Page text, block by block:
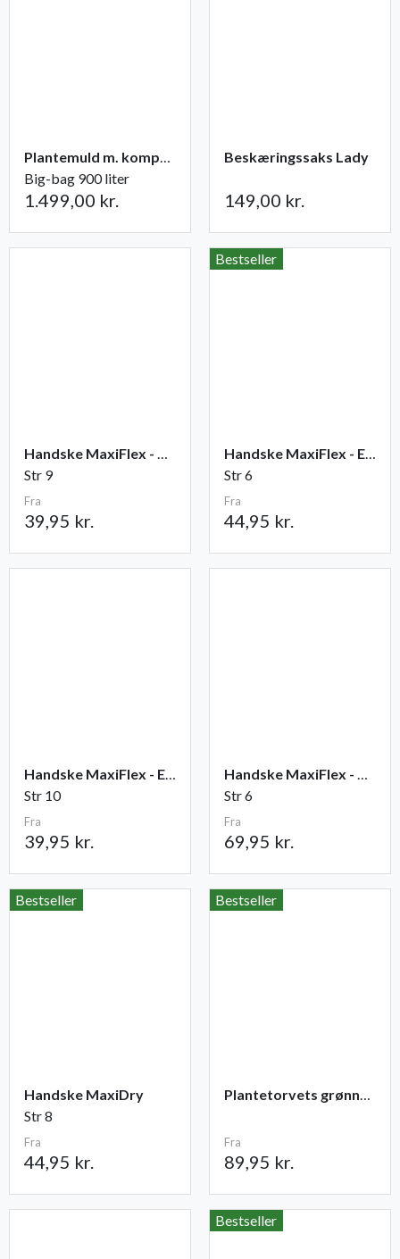
Plantemuld m. kompost fra Champost
Big-bag 900 liter
1.499,00 kr.
Beskæringssaks Lady
149,00 kr.
Handske MaxiFlex - Ultimate
Str 9
Fra
39,95 kr.
Bestseller
Handske MaxiFlex - Endurance
Str 6
Fra
44,95 kr.
Handske MaxiFlex - Elite
Str 10
Fra
39,95 kr.
Handske MaxiFlex - Cut
Str 6
Fra
69,95 kr.
Bestseller
Handske MaxiDry
Str 8
Fra
44,95 kr.
Bestseller
Plantetorvets grønne vandingspose 75 liter
Fra
89,95 kr.
Bestseller